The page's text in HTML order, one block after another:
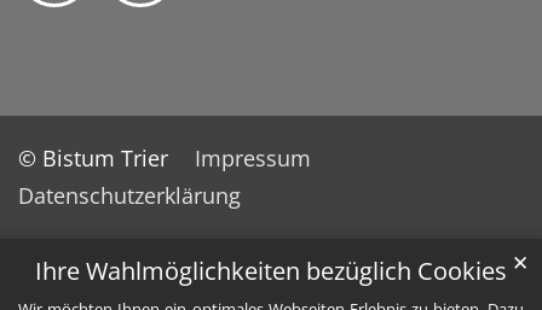
Ihre Wahlmöglichkeiten bezüglich Cookies ✕
© Bistum Trier
Impressum
Datenschutzerklärung